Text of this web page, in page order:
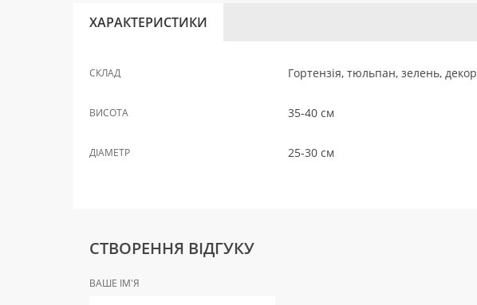
ХАРАКТЕРИСТИКИ
СКЛАД Гортензія, тюльпан, зелень, декор
ВИСОТА 35-40 см
ДІАМЕТР 25-30 см
СТВОРЕННЯ ВІДГУКУ
ВАШЕ ІМ'Я